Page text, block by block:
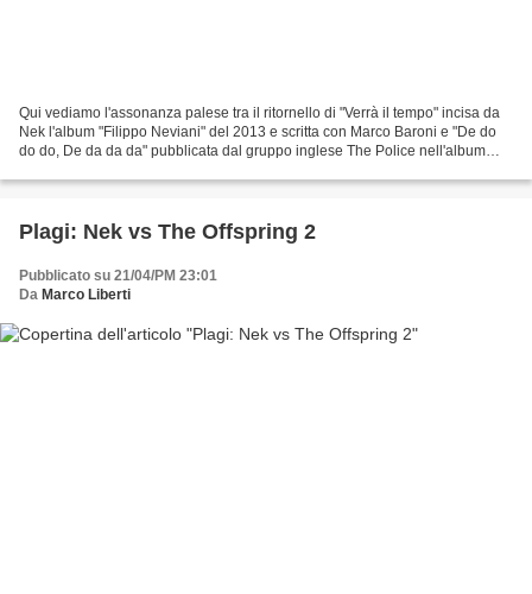
Qui vediamo l'assonanza palese tra il ritornello di "Verrà il tempo" incisa da
Nek l'album "Filippo Neviani" del 2013 e scritta con Marco Baroni e "De do
do do, De da da da" pubblicata dal gruppo inglese The Police nell'album
Plagi: Nek vs The Offspring 2
Pubblicato su 21/04/PM 23:01
Da Marco Liberti